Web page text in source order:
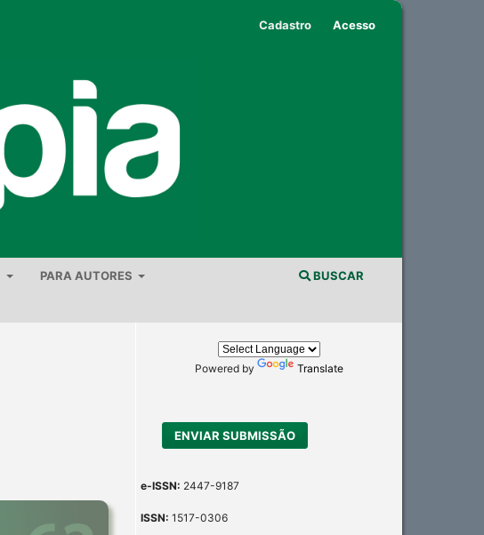
PARA AUTORES BUSCAR
Cadastro Acesso
Powered by Translate
ENVIAR SUBMISSÃO
e-ISSN: 2447-9187
ISSN: 1517-0306